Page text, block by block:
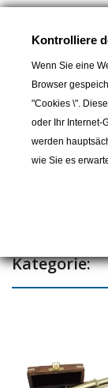
Letzter
Teilen
Kategorie:
Kontrolliere
Wenn Sie eine
Browser
"Cookies \".
oder Ihr Internet-
werden
wie Sie es